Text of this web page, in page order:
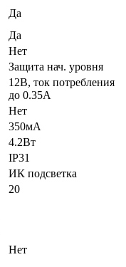
Да
Да
Нет
Защита нач. уровня
12В, ток потребления
до 0.35А
Нет
350мА
4.2Вт
IP31
ИК подсветка
20
Нет